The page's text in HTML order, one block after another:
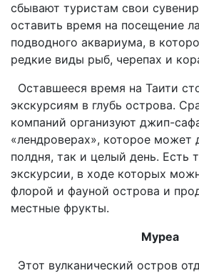
сбывают туристам свои
оставить время на посещение
подводного аквариума, в
редкие виды рыб, черепах и
Оставшееся время на Таити
экскурсиям в глубь острова.
компаний организуют джип-
«лендроверах», которое может
полдня, так и целый день. Есть
экскурсии, в ходе которых
флорой и фауной острова и
местные фрукты.
Муреа
Этот вулканический остров